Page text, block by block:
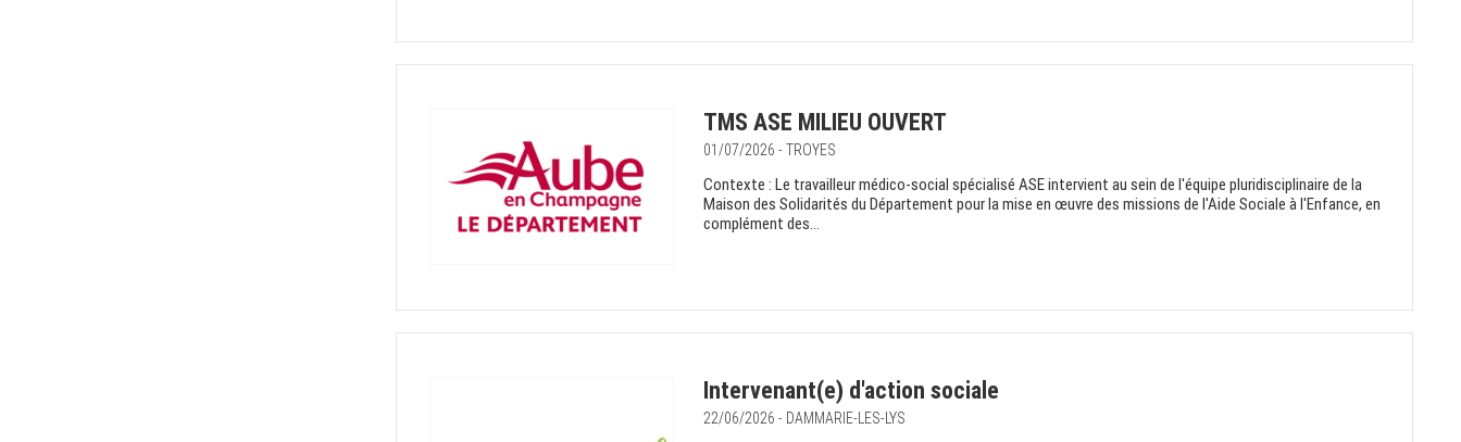
TMS ASE MILIEU OUVERT
01/07/2026 - TROYES
Contexte : Le travailleur médico-social spécialisé ASE intervient au sein de l'équipe pluridisciplinaire de la
Maison des Solidarités du Département pour la mise en œuvre des missions de l'Aide Sociale à l'Enfance, en
complément des...
Intervenant(e) d'action sociale
22/06/2026 - DAMMARIE-LES-LYS